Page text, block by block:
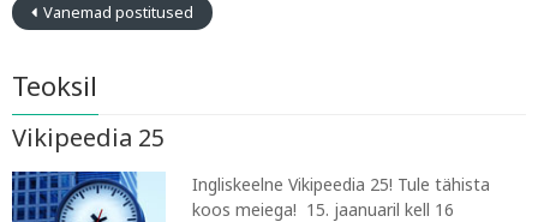
Vanemad postitused
Teoksil
Vikipeedia 25
Ingliskeelne Vikipeedia 25! Tule tähista
koos meiega! 15. jaanuaril kell 16